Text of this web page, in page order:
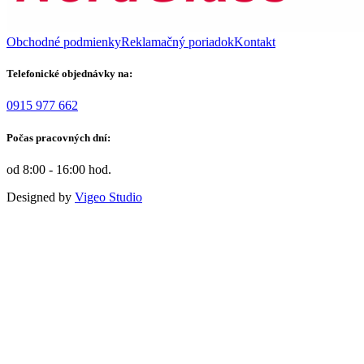
Obchodné podmienkyReklamačný poriadokKontakt
Telefonické objednávky na:
0915 977 662
Počas pracovných dní:
od 8:00 - 16:00 hod.
Designed by Vigeo Studio